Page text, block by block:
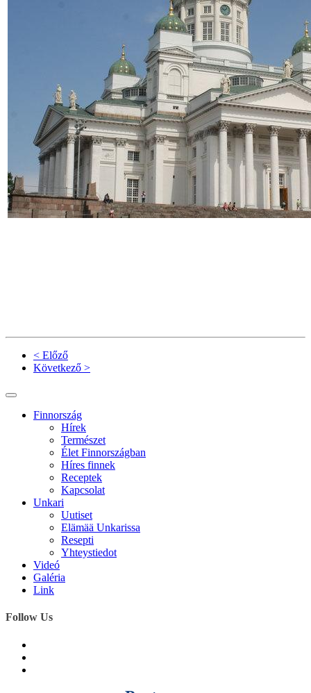
< Előző
Következő >
Finnország
Hírek
Természet
Élet Finnországban
Híres finnek
Receptek
Kapcsolat
Unkari
Uutiset
Elämää Unkarissa
Resepti
Yhteystiedot
Videó
Galéria
Link
Follow Us